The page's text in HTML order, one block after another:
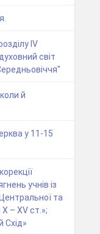
IV
світ
й
у 11-15
учнів із
та
Х – ХV ст.»;
Схід»